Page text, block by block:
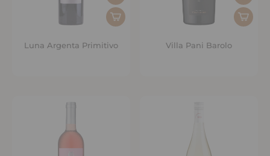
Luna Argenta Primitivo Villa Pani Barolo